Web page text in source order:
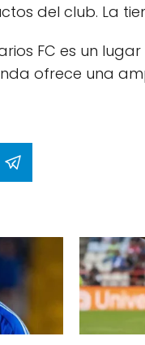
del club. La
FC es un
ofrece una